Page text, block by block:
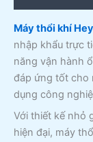
Máy thổi khí
nhập khẩu trực
năng vận hành
đáp ứng tốt cho
dụng công
Với thiết kế nhỏ
hiện đại, máy